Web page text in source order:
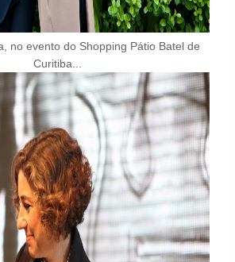
no evento do Shopping Pátio Batel de
Curitiba...